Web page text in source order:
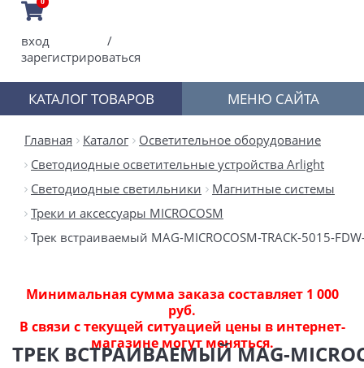
вход
/
зарегистрироваться
КАТАЛОГ ТОВАРОВ МЕНЮ САЙТА
Главная Каталог
Осветительное оборудование
Светодиодные осветительные устройства Arlight
Светодиодные светильники
Магнитные системы
Треки и аксессуары MICROCOSM
Трек встраиваемый MAG-MICROCOSM-TRACK-5015-
Минимальная сумма заказа составляет 1 000
руб.
В связи с текущей ситуацией цены в интернет-
магазине могут меняться.
ТРЕК ВСТРАИВАЕМЫЙ MAG-